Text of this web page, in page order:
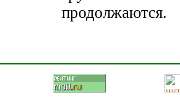
продолжаются.